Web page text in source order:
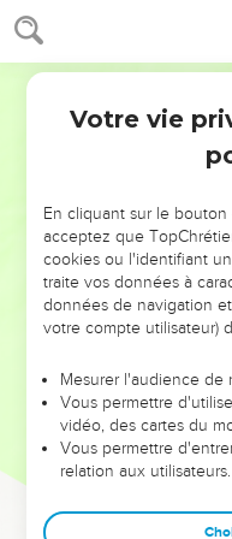
NE MANQUEZ
DE
ET SI LEURS
leur foi ou leur vision.
et les saisons difficiles
sont elles
Dans cette conférence,
clés pour avancer avec
Votre vie
En cliquant sur le
acceptez que
cookies ou l'identifiant
traite vos données à
données de navigation
votre compte utilisateur)
Mesurer l'audience de
Vous permettre
vidéo, des cartes du
Vous permettre
relation aux utilisateurs.